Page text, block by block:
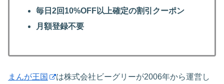
毎日2回10%OFF以上確定の割引クーポン
月額登録不要
まんが王国 は株式会社ビーグリーが2006年から運営し